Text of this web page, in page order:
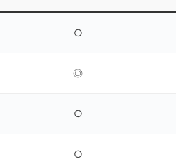
○
◎
○
○